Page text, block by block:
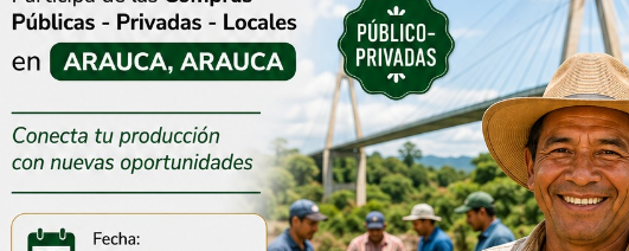
inversiones para atender la
ola invernal sin detener el
desarrollo de Arauca
31 julio, 2026
Gobernación de Arauca ha
Gestión del gobierno